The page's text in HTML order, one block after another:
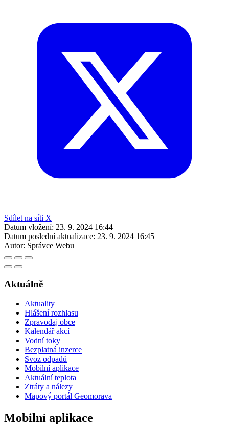
Sdílet na síti X
Datum vložení: 23. 9. 2024 16:44
Datum poslední aktualizace: 23. 9. 2024 16:45
Autor: Správce Webu
Aktuálně
Aktuality
Hlášení rozhlasu
Zpravodaj obce
Kalendář akcí
Vodní toky
Bezplatná inzerce
Svoz odpadů
Mobilní aplikace
Aktuální teplota
Ztráty a nálezy
Mapový portál Geomorava
Mobilní aplikace